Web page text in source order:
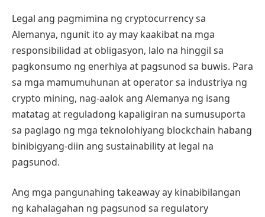
Legal ang pagmimina ng cryptocurrency sa
Alemanya, ngunit ito ay may kaakibat na mga
responsibilidad at obligasyon, lalo na hinggil sa
pagkonsumo ng enerhiya at pagsunod sa buwis. Para
sa mga mamumuhunan at operator sa industriya ng
crypto mining, nag-aalok ang Alemanya ng isang
matatag at reguladong kapaligiran na sumusuporta
sa paglago ng mga teknolohiyang blockchain habang
binibigyang-diin ang sustainability at legal na
pagsunod.
Ang mga pangunahing takeaway ay kinabibilangan
ng kahalagahan ng pagsunod sa regulatory